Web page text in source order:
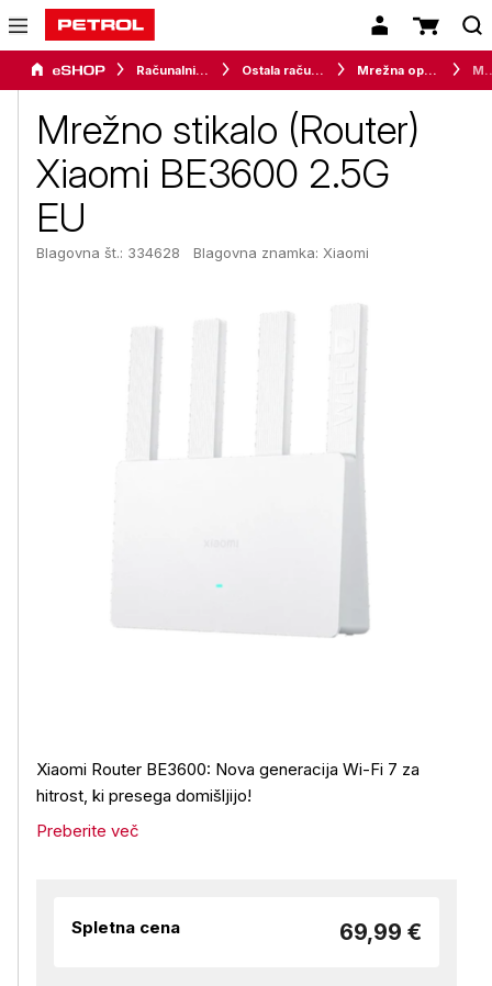
Računalništvo Ostala računalniška oprema Mrežna oprema
Mrežno stikalo (Router)
Xiaomi BE3600 2.5G
EU
Blagovna št.: 334628 Blagovna znamka: Xiaomi
Xiaomi Router BE3600: Nova generacija Wi-Fi 7 za
hitrost, ki presega domišljijo!
Preberite več
Spletna cena 69,99 €